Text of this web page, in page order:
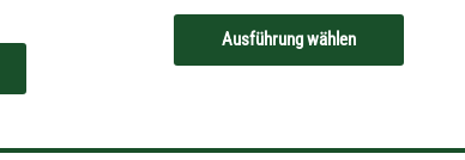
Ausführung wählen
der
werden